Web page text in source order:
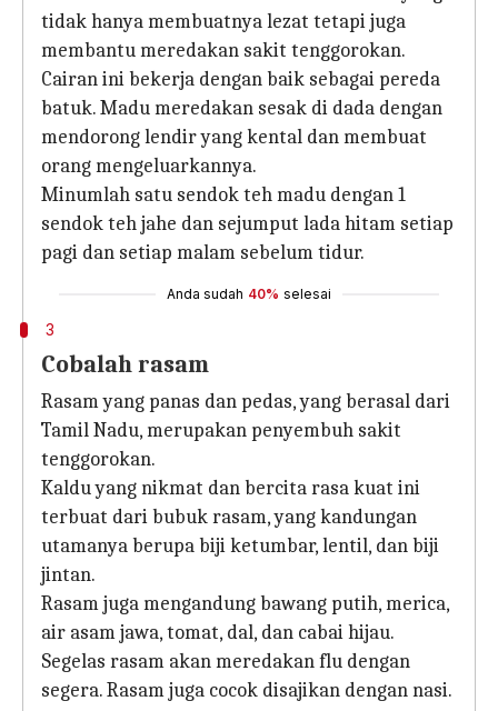
tidak hanya membuatnya lezat tetapi juga
membantu meredakan sakit tenggorokan.
Cairan ini bekerja dengan baik sebagai pereda
batuk. Madu meredakan sesak di dada dengan
mendorong lendir yang kental dan membuat
orang mengeluarkannya.
Minumlah satu sendok teh madu dengan 1
sendok teh jahe dan sejumput lada hitam setiap
pagi dan setiap malam sebelum tidur.
Anda sudah 40% selesai
3
Cobalah rasam
Rasam yang panas dan pedas, yang berasal dari
Tamil Nadu, merupakan penyembuh sakit
tenggorokan.
Kaldu yang nikmat dan bercita rasa kuat ini
terbuat dari bubuk rasam, yang kandungan
utamanya berupa biji ketumbar, lentil, dan biji
jintan.
Rasam juga mengandung bawang putih, merica,
air asam jawa, tomat, dal, dan cabai hijau.
Segelas rasam akan meredakan flu dengan
segera. Rasam juga cocok disajikan dengan nasi.